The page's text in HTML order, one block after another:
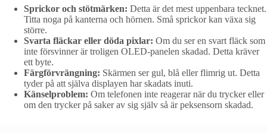
Sprickor och stötmärken: Detta är det mest uppenbara tecknet.
Titta noga på kanterna och hörnen. Små sprickor kan växa sig
större.
Svarta fläckar eller döda pixlar: Om du ser en svart fläck som
inte försvinner är troligen OLED-panelen skadad. Detta kräver
ett byte.
Färgförvrängning: Skärmen ser gul, blå eller flimrig ut. Detta
tyder på att själva displayen har skadats inuti.
Känselproblem: Om telefonen inte reagerar när du trycker eller
om den trycker på saker av sig själv så är peksensorn skadad.